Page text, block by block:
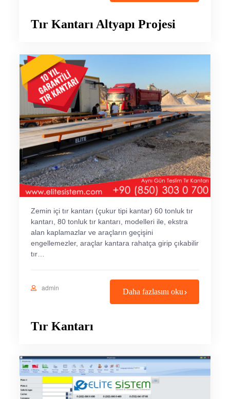
Tır Kantarı Altyapı Projesi
Zemin içi tır kantarı (çukur tipi kantar) 60 tonluk tır
kantarı, 80 tonluk tır kantarı, modelleri ile, ekstra
alan kaplamazlar ve araçların geçişini
engellemezler, araçlar kantara rahatça girip çıkabilir
tır…
admin Daha fazlasını oku
Tır Kantarı